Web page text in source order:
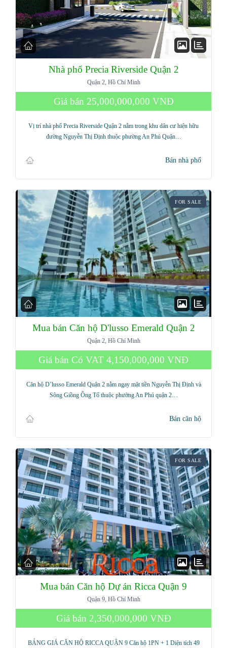
Nhà phố Precia Riverside Quận 2
Quận 2, Hồ Chí Minh
Giá bán 25,000,000,000 VNĐ
Vị trí nhà phố Precia Riverside Quận 2 nằm trong khu dân cư hiện hữu
đường Nguyễn Thị Định thuộc phường An Phú Quận…
Bán nhà phố
FOR SALE
Mua bán Căn hộ D'lusso Emerald Quận 2
Quận 2, Hồ Chí Minh
Giá bán Có VAT 4,150,000,000 VNĐ
Căn hộ D’lusso Emerald Quận 2 nằm ngay mặt tiền Nguyễn Thị Định và
Sông Giồng Ông Tố thuộc phường An Phú quận 2…
Bán căn hộ
FOR SALE
Mua bán Căn hộ Dự án Ricca Quận 9
Quận 9, Hồ Chí Minh
Giá bán 2,350,000,000 VNĐ
BẢNG GIÁ CĂN HỘ RICCA QUẬN 9 Căn hộ 1PN + 1 Diện tích 49